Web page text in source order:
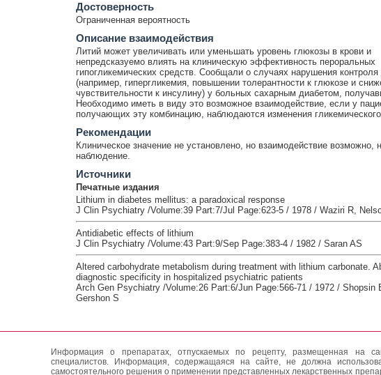
Достоверность
Ограниченная вероятность
Описание взаимодействия
Литий может увеличивать или уменьшать уровень глюкозы в крови и
непредсказуемо влиять на клиническую эффективность пероральных
гипогликемических средств. Сообщали о случаях нарушения контроля
(например, гипергликемия, повышении толерантности к глюкозе и
чувствительности к инсулину) у больных сахарным диабетом,
Необходимо иметь в виду это возможное взаимодействие, если у
получающих эту комбинацию, наблюдаются изменения
Рекомендации
Клиническое значение не установлено, но взаимодействие возможно,
наблюдение.
Источники
Печатные издания
Lithium in diabetes mellitus: a paradoxical response
J Clin Psychiatry /Volume:39 Part:7/Jul Page:623-5 / 1978 / Waziri R,
Antidiabetic effects of lithium
J Clin Psychiatry /Volume:43 Part:9/Sep Page:383-4 / 1982 / Saran AS
Altered carbohydrate metabolism during treatment with lithium carbonate.
diagnostic specificity in hospitalized psychiatric patients
Arch Gen Psychiatry /Volume:26 Part:6/Jun Page:566-71 / 1972 / Shopsin
Gershon S
Информация о препаратах, отпускаемых по рецепту, размещенная на
специалистов. Информация, содержащаяся на сайте, не должна
самостоятельного решения о применении представленных лекарственных